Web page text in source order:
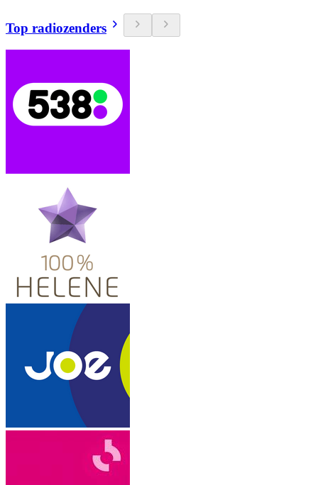
Top radiozenders